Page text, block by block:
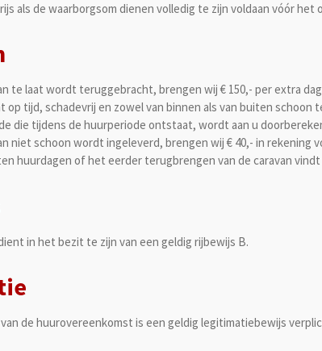
als de waarborgsom dienen volledig te zijn voldaan vóór het
te laat wordt teruggebracht, brengen wij € 150,- per extra
op tijd, schadevrij en zowel van binnen als van buiten schoon
die tijdens de huurperiode ontstaat, wordt aan u
niet schoon wordt ingeleverd, brengen wij € 40,- in
huurdagen of het eerder terugbrengen van de caravan
in het bezit te zijn van een geldig rijbewijs B.
de huurovereenkomst is een geldig legitimatiebewijs